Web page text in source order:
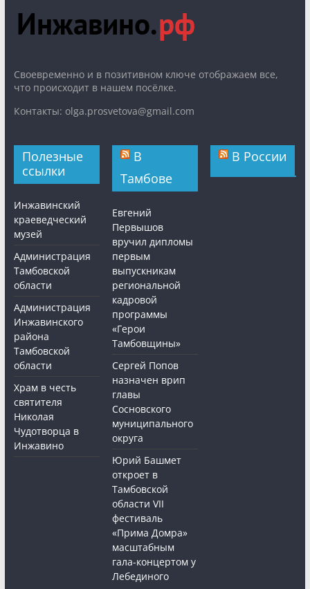
Cвоевременно и в позитивном ключе отображаем все,
что происходит в нашем посёлке.
Контакты: olga.prosvetova@gmail.com
Полезные
ссылки
Инжавинский
краеведческий
музей
Администрация
Тамбовской
области
Администрация
Инжавинского
района
Тамбовской
области
Храм в честь
святителя
Николая
Чудотворца в
Инжавино
В
Тамбове
Евгений
Первышов
вручил дипломы
первым
выпускникам
региональной
кадровой
программы
«Герои
Тамбовщины»
Сергей Попов
назначен врип
главы
Сосновского
муниципального
округа
Юрий Башмет
откроет в
Тамбовской
области VII
фестиваль
«Прима Домра»
масштабным
гала-концертом у
Лебединого
В России